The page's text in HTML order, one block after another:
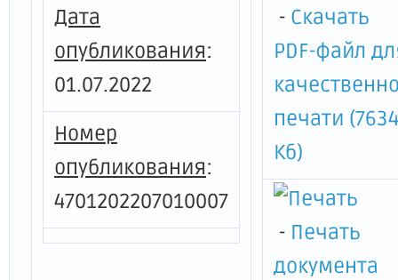
Дата
опубликования:
01.07.2022
Номер
опубликования:
4701202207010007
- Скачать
PDF-файл
печати (7634
Кб)
- Печать
документа